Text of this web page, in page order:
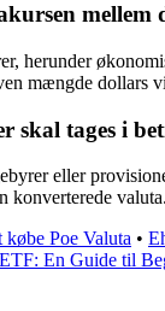
mellem
herunder
mængde dollars
skal tages i
eller
konverterede
Poe Valuta •
En Guide til